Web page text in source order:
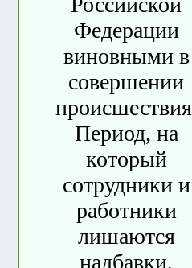
Федерации
виновными в
совершении
Период, на
который
сотрудники и
работники
лишаются
надбавки,